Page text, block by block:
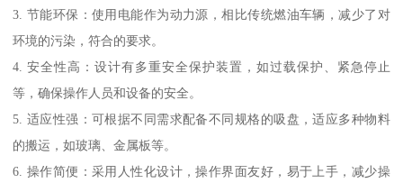
3. 节能环保：使用电能作为动力源，相比传统燃油车辆，减少了对
环境的污染，符合的要求。
4. 安全性高：设计有多重安全保护装置，如过载保护、紧急停止
等，确保操作人员和设备的安全。
5. 适应性强：可根据不同需求配备不同规格的吸盘，适应多种物料
的搬运，如玻璃、金属板等。
6. 操作简便：采用人性化设计，操作界面友好，易于上手，减少操